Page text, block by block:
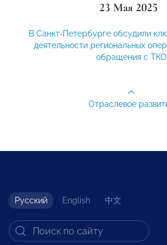
23 Мая 2025
В Санкт-Петербурге обсудили
деятельности региональных
обращения с ТКО
Отраслевое
Русский English 中文